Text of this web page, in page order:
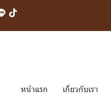
หน้าแรก เกี่ยวกับเรา